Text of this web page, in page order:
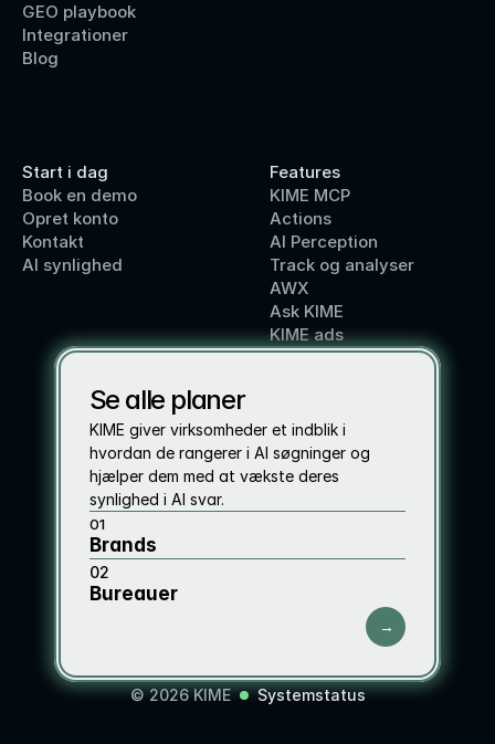
GEO playbook
Integrationer
Blog
Start i dag
Book en demo
Opret konto
Kontakt
AI synlighed
Features
KIME MCP
Actions
AI Perception
Track og analyser
AWX
Ask KIME
KIME ads
Se alle planer
KIME giver virksomheder et indblik i
hvordan de rangerer i AI søgninger og
hjælper dem med at vækste deres
synlighed i AI svar.
01
Brands
02
Bureauer
→
© 2026 KIME Systemstatus